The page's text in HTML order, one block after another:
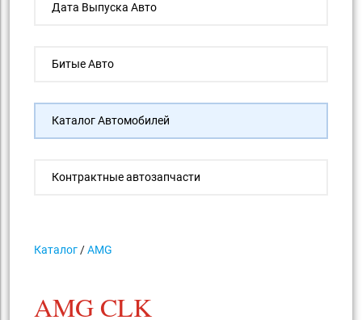
Дата Выпуска Авто
Битые Авто
Каталог Автомобилей
Контрактные автозапчасти
Каталог /AMG
AMG CLK